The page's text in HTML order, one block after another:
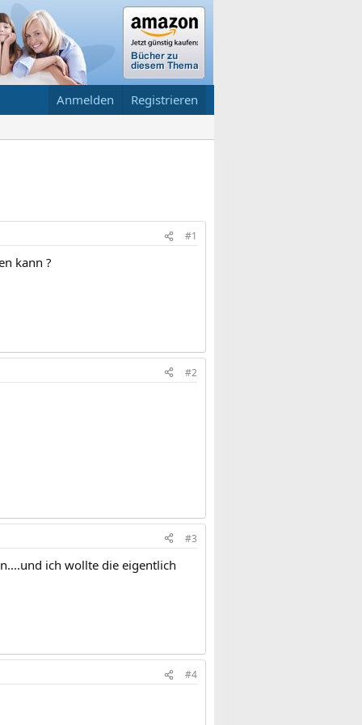
Anmelden Registrieren
#1
kann ?
#2
#3
ich wollte die eigentlich
#4